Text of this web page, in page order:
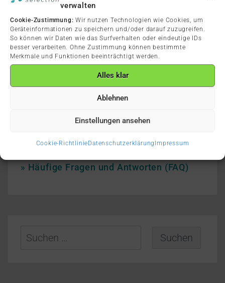
verwalten
Cookie-Zustimmung:Wir nutzen Technologien wie Cookies, um
Geräteinformationen zu speichern und/oder darauf zuzugreifen.
So können wir Daten wie das Surfverhalten oder eindeutige IDs
besser verarbeiten. Ohne Zustimmung können bestimmte
Merkmale und Funktionen beeinträchtigt werden.
Alles klar
Ablehnen
Einstellungen ansehen
Cookie-RichtlinieDatenschutzerklärung Impressum
Durch neuste Technologien und das
einfache Musikstreaming-Verfahren
können wir auch bei geringen Bitraten
höchste Musikqualität garantieren.
Störungsfrei und ausfallsicher werden
unsere InStore-Radios über unsere
SelectionBoxin Ihr Unternehmen
» Häufige Fragen und Antworten (FAQ)
Suchen